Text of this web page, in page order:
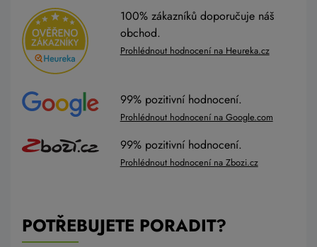
100% zákazníků doporučuje náš
obchod.
Prohlédnout hodnocení na Heureka.cz
99% pozitivní hodnocení.
Prohlédnout hodnocení na Google.com
99% pozitivní hodnocení.
Prohlédnout hodnocení na Zbozi.cz
POTŘEBUJETE PORADIT?